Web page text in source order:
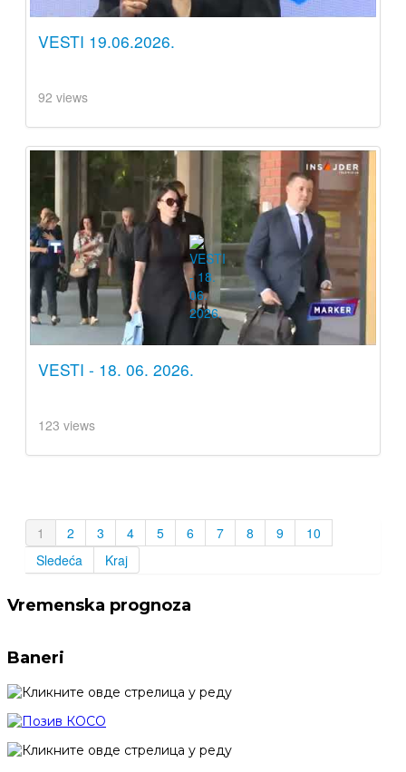
VESTI 19.06.2026.
92 views
VESTI - 18. 06. 2026.
123 views
1 2 3 4 5 6 7 8 9
10
Sledeća
Kraj
Vremenska prognoza
Baneri